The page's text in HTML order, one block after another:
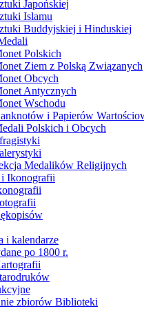
Japońskiej
Islamu
Buddyjskiej i Hinduskiej
Polskich
Ziem z Polską Związanych
Obcych
Antycznych
Wschodu
i Papierów
Polskich i Obcych
Medalików Religijnych
Ikonografii
i kalendarze
po 1800 r.
zbiorów Biblioteki